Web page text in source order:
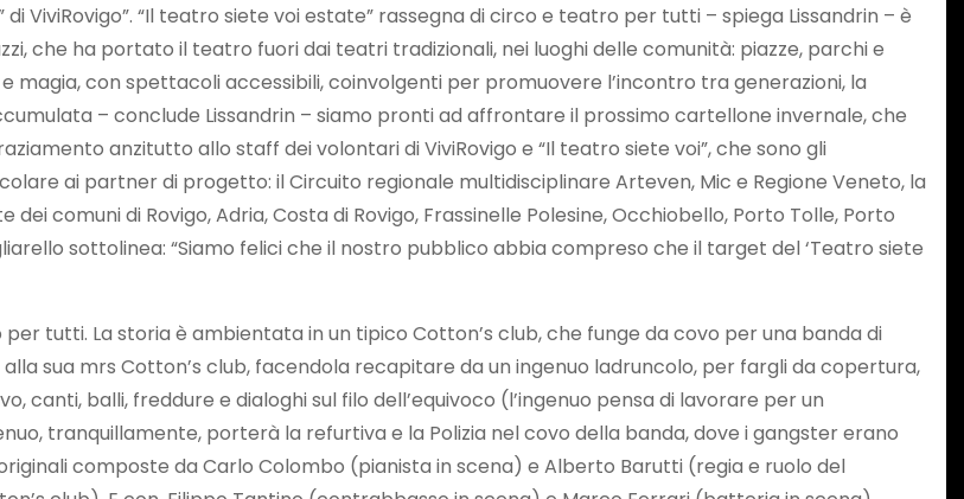
ViviRovigo”. “Il teatro siete voi estate” rassegna di circo e teatro per tutti – spiega Lissandrin – è
che ha portato il teatro fuori dai teatri tradizionali, nei luoghi delle comunità: piazze, parchi e
con spettacoli accessibili, coinvolgenti per promuovere l’incontro tra generazioni, la
– conclude Lissandrin – siamo pronti ad affrontare il prossimo cartellone invernale, che
anzitutto allo staff dei volontari di ViviRovigo e “Il teatro siete voi”, che sono gli
ai partner di progetto: il Circuito regionale multidisciplinare Arteven, Mic e Regione Veneto, la
comuni di Rovigo, Adria, Costa di Rovigo, Frassinelle Polesine, Occhiobello, Porto Tolle, Porto
sottolinea: “Siamo felici che il nostro pubblico abbia compreso che il target del ‘Teatro siete
tutti. La storia è ambientata in un tipico Cotton’s club, che funge da covo per una banda di
sua mrs Cotton’s club, facendola recapitare da un ingenuo ladruncolo, per fargli da copertura,
canti, balli, freddure e dialoghi sul filo dell’equivoco (l’ingenuo pensa di lavorare per un
tranquillamente, porterà la refurtiva e la Polizia nel covo della banda, dove i gangster erano
composte da Carlo Colombo (pianista in scena) e Alberto Barutti (regia e ruolo del